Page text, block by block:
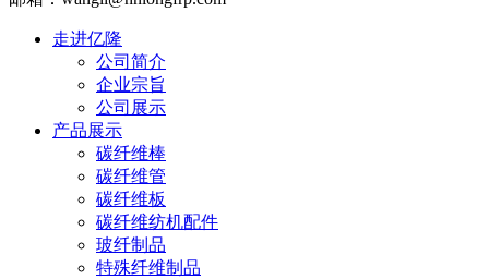
走进亿隆
公司简介
企业宗旨
公司展示
产品展示
碳纤维棒
碳纤维管
碳纤维板
碳纤维纺机配件
玻纤制品
特殊纤维制品